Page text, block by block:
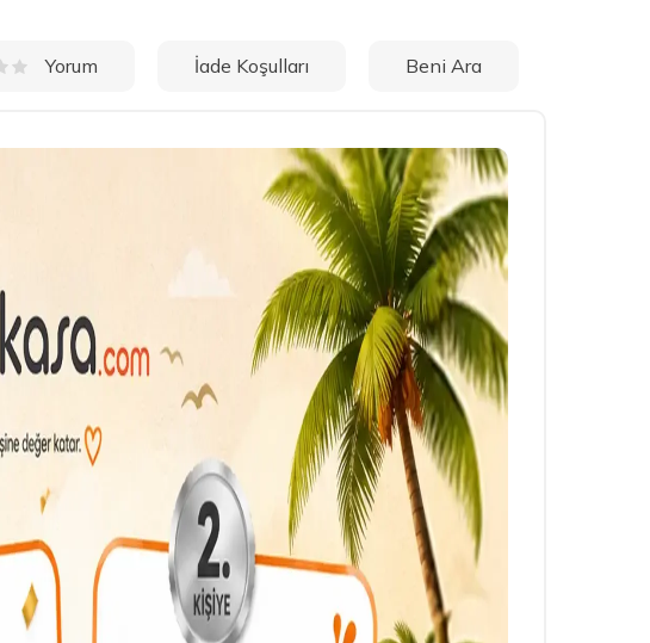
Yorum İade Koşulları Beni Ara